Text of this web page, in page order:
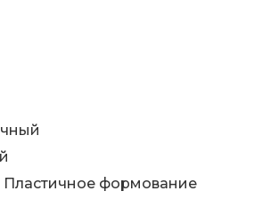
формование